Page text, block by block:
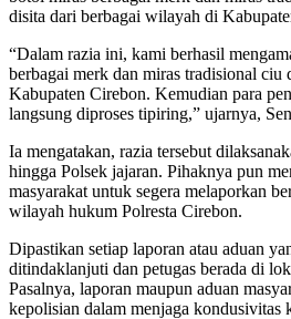
disita dari berbagai wilayah di
“Dalam razia ini, kami berhasil
berbagai merk dan miras tradisional ciu
Kabupaten Cirebon. Kemudian para
langsung diproses tipiring,” ujarnya,
Ia mengatakan, razia tersebut
hingga Polsek jajaran. Pihaknya pun
masyarakat untuk segera melaporkan
wilayah hukum Polresta Cirebon.
Dipastikan setiap laporan atau aduan
ditindaklanjuti dan petugas berada di
Pasalnya, laporan maupun aduan
kepolisian dalam menjaga kondusivitas